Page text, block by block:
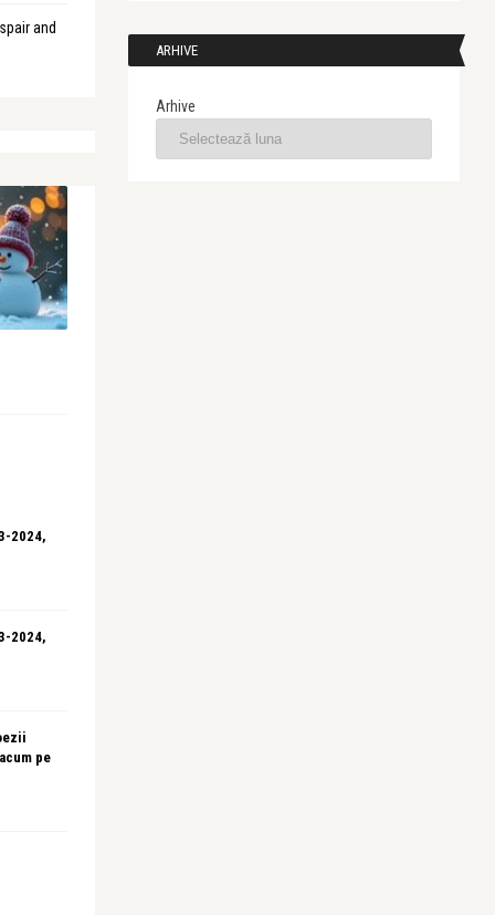
and
2024,
2024,
pe
ARHIVE
Arhive